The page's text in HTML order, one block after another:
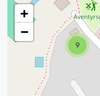
9
+
−